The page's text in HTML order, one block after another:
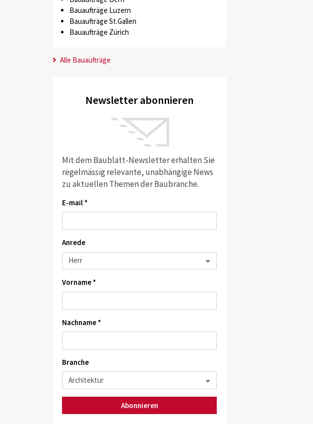
Bauaufträge Luzern
Bauaufträge St.Gallen
Bauaufträge Zürich
Alle Bauaufträge
Newsletter abonnieren
Mit dem Baublatt-Newsletter erhalten Sie
regelmässig relevante, unabhängige News
zu aktuellen Themen der Baubranche.
E-mail *
Anrede
Vorname *
Nachname *
Branche
Abonnieren